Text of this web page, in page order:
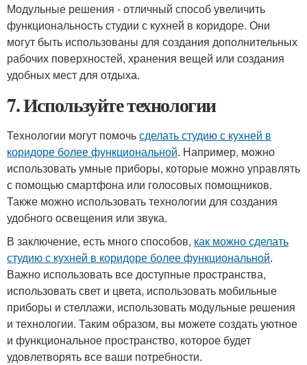
Модульные решения - отличный способ увеличить
функциональность студии с кухней в коридоре. Они
могут быть использованы для создания дополнительных
рабочих поверхностей, хранения вещей или создания
удобных мест для отдыха.
7. Используйте технологии
Технологии могут помочьсделать студию с кухней в
коридоре более функциональной. Например, можно
использовать умные приборы, которые можно управлять
с помощью смартфона или голосовых помощников.
Также можно использовать технологии для создания
удобного освещения или звука.
В заключение, есть много способов, как можно сделать
студию с кухней в коридоре более функциональной.
Важно использовать все доступные пространства,
использовать свет и цвета, использовать мобильные
приборы и стеллажи, использовать модульные решения
и технологии. Таким образом, вы можете создать уютное
и функциональное пространство, которое будет
удовлетворять все ваши потребности.